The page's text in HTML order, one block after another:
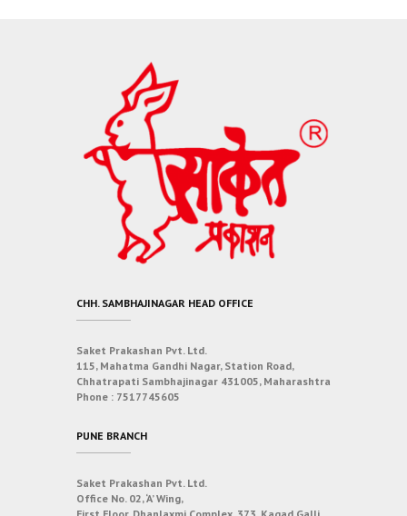
CHH. SAMBHAJINAGAR HEAD OFFICE
Saket Prakashan Pvt. Ltd.
115, Mahatma Gandhi Nagar, Station Road,
Chhatrapati Sambhajinagar 431005, Maharashtra
Phone : 7517745605
PUNE BRANCH
Saket Prakashan Pvt. Ltd.
Office No. 02, ‘A’ Wing,